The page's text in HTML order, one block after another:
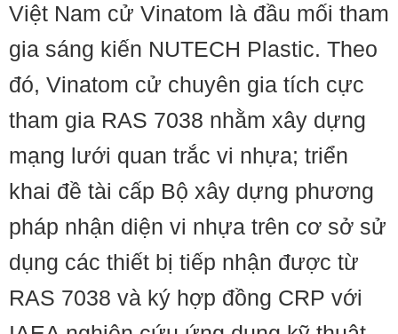
Việt Nam cử Vinatom là đầu mối tham
gia sáng kiến NUTECH Plastic. Theo
đó, Vinatom cử chuyên gia tích cực
tham gia RAS 7038 nhằm xây dựng
mạng lưới quan trắc vi nhựa; triển
khai đề tài cấp Bộ xây dựng phương
pháp nhận diện vi nhựa trên cơ sở sử
dụng các thiết bị tiếp nhận được từ
RAS 7038 và ký hợp đồng CRP với